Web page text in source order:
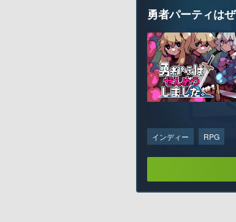
勇者パーティは
インディー RPG